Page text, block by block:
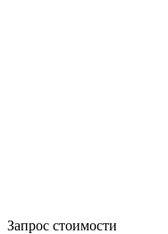
Запрос стоимости